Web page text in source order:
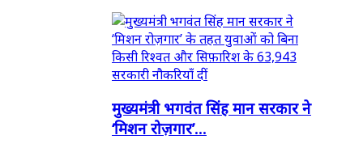
मुख्यमंत्री भगवंत सिंह मान सरकार ने
‘मिशन रोज़गार’...